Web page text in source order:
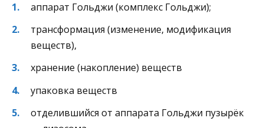
аппарат Гольджи (комплекс Гольджи);
трансформация (изменение, модификация
веществ),
хранение (накопление) веществ
упаковка веществ
отделившийся от аппарата Гольджи пузырёк